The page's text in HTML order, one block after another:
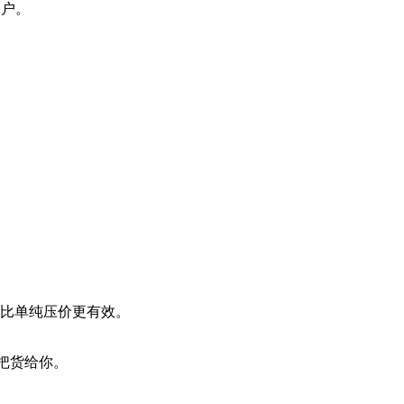
。
单纯压价更有效。
货给你。